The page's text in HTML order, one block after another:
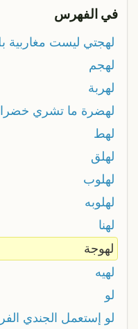
في الفهرس
لهجتي ليست مغاربية
لهجم
لهربة
لهضرة ما تشري خضرا
لهط
لهلق
لهلوب
لهلوبه
لهنا
لهوجة
لهيه
لو
لو إستعمل الجندي